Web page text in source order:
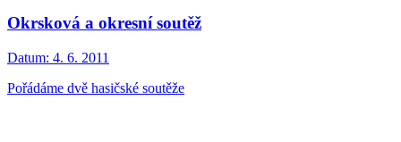
Okrsková a okresní soutěž
Datum: 4. 6. 2011
Pořádáme dvě hasičské soutěže